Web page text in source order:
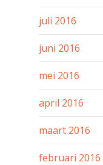
juli 2016
juni 2016
mei 2016
april 2016
maart 2016
februari 2016